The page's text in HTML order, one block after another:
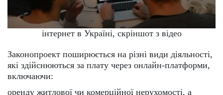
інтернет в Україні, скріншот з відео
Законопроект поширюється на різні види діяльності,
які здійснюються за плату через онлайн-платформи,
включаючи:
оренду житлової чи комерційної нерухомості, а